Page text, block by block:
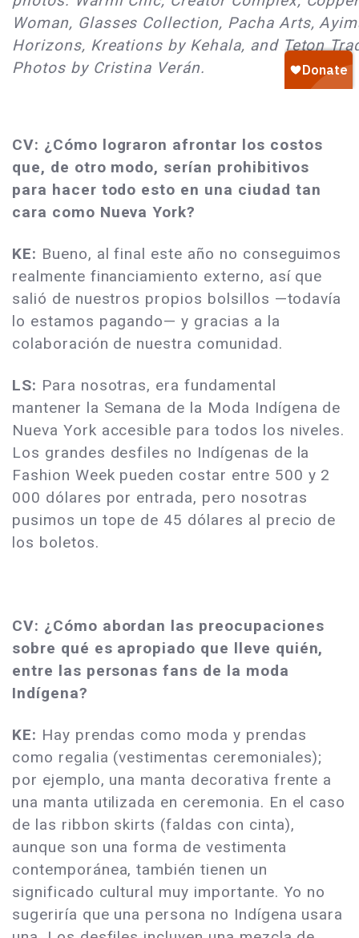
Woman, Glasses Collection, Pacha Arts,
Horizons, Kreations by Kehala, and Teton
Photos by Cristina Verán.
CV: ¿Cómo lograron afrontar los costos
que, de otro modo, serían prohibitivos
para hacer todo esto en una ciudad tan
cara como Nueva York?
KE: Bueno, al final este año no conseguimos
realmente financiamiento externo, así que
salió de nuestros propios bolsillos —todavía
lo estamos pagando— y gracias a la
colaboración de nuestra comunidad.
LS: Para nosotras, era fundamental
mantener la Semana de la Moda Indígena de
Nueva York accesible para todos los niveles.
Los grandes desfiles no Indígenas de la
Fashion Week pueden costar entre 500 y 2
000 dólares por entrada, pero nosotras
pusimos un tope de 45 dólares al precio de
los boletos.
CV: ¿Cómo abordan las preocupaciones
sobre qué es apropiado que lleve quién,
entre las personas fans de la moda
Indígena?
KE: Hay prendas como moda y prendas
como regalia (vestimentas ceremoniales);
por ejemplo, una manta decorativa frente a
una manta utilizada en ceremonia. En el caso
de las ribbon skirts (faldas con cinta),
aunque son una forma de vestimenta
contemporánea, también tienen un
significado cultural muy importante. Yo no
sugeriría que una persona no Indígena usara